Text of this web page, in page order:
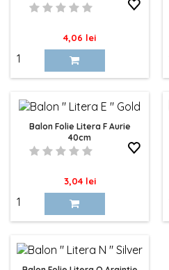
Pret
4,06 lei
Balon Folie Litera F Aurie
40cm
Pret
3,04 lei